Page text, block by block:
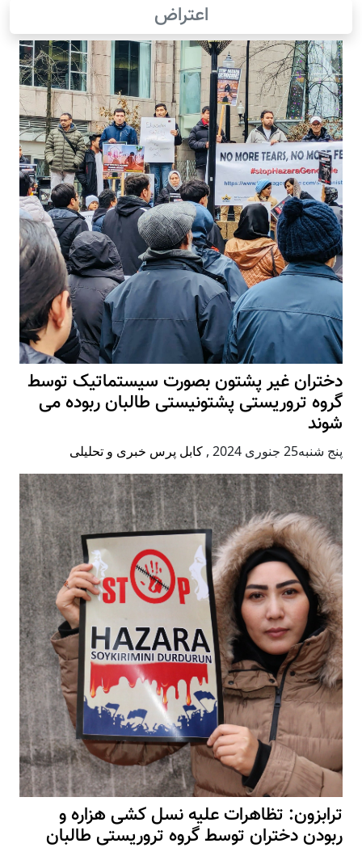
اعتراض
دختران غیر پشتون بصورت سیستماتیک توسط
گروه تروریستی پشتونیستی طالبان ربوده می
شوند
پنج شنبه25 جنوری 2024 , کابل پرس خبری و تحلیلی
ترابزون: تظاهرات علیه نسل کشی هزاره و
ربودن دختران توسط گروه تروریستی طالبان